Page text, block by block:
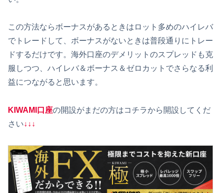
この方法ならボーナスがあるときはロット多めのハイレバ
でトレードして、ボーナスがないときは普段通りにトレー
ドするだけです。海外口座のデメリットのスプレッドも克
服しつつ、ハイレバ＆ボーナス＆ゼロカットでさらなる利
益につながると思います。
KIWAMI口座の開設がまだの方はコチラから開設してくだ
さい↓↓↓